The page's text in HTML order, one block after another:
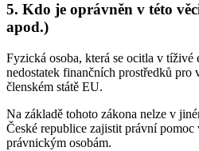
5. Kdo je oprávněn v této
apod.)
Fyzická osoba, která se ocitla v tíživé
nedostatek finančních prostředků pro
členském státě EU.
Na základě tohoto zákona nelze v
České republice zajistit právní pomoc
právnickým osobám.